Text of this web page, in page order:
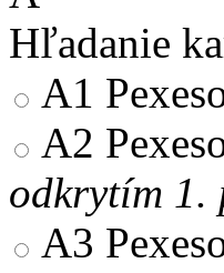
Hľadanie
A1
A2
odkrytím 1.
A3